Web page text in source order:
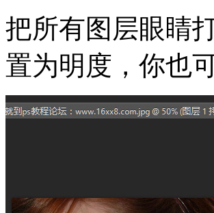
把所有图层眼睛
置为明度，你也